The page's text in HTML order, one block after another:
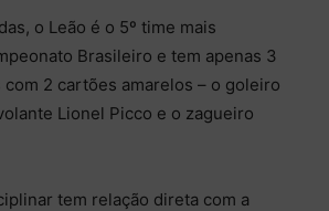
o Leão é o 5º time mais
Brasileiro e tem apenas 3
2 cartões amarelos – o goleiro
Lionel Picco e o zagueiro
tem relação direta com a